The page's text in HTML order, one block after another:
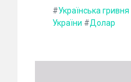
#Українська гривня
України #Долар